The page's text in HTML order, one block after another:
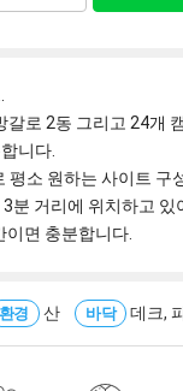
갈로 2동 그리고 24개
니다.
평소 원하는 사이트 구
3분 거리에 위치하고
이면 충분합니다.
환경 산 바닥 데크,